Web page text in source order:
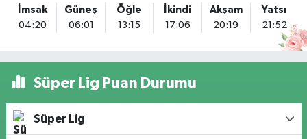
Camiikebir Mahallesi Taşkızak Tersanesi Caddesi 6 6B Tersane İstanbul
içerisi ama yol üzerinde
Fetih Mahallesi Hicazkar (Örnek Mah) Sokak Bağkur Sitesi No:10 1A
İmsak
04:20
Güneş
06:01
Öğle
13:15
İkindi
17:06
Akşam
20:19
Yatsı
21:52
Süper Lig Puan Durumu
Süper Lig